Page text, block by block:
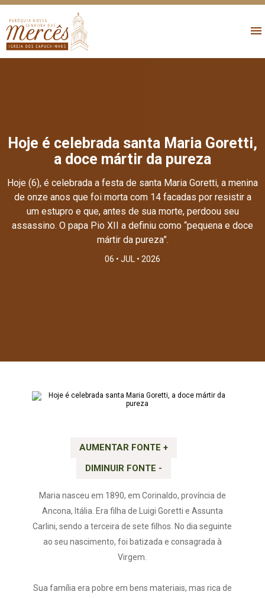
Hoje é celebrada santa Maria Goretti,
a doce mártir da pureza
Hoje (6), é celebrada a festa de santa Maria Goretti, a menina
de onze anos que foi morta com 14 facadas por resistir a
um estupro e que, antes de sua morte, perdoou seu
assassino. O papa Pio XII a definiu como “pequena e doce
mártir da pureza”.
06 • JUL • 2026
AUMENTAR FONTE +
DIMINUIR FONTE -
Maria nasceu em 1890, em Corinaldo, província de
Ancona, Itália. Era filha de Luigi Goretti e Assunta
Carlini, sendo a terceira de sete filhos. No dia seguinte
ao seu nascimento, foi batizada e consagrada à
Virgem.
Sua família era pobre em bens materiais, mas rica de